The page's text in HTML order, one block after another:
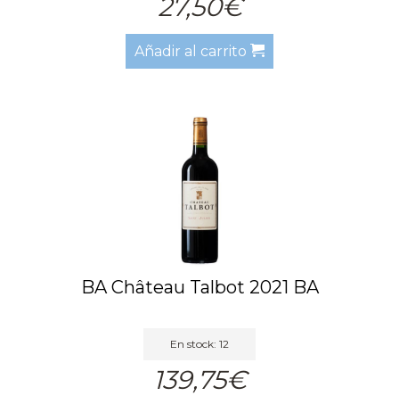
27,50€
Añadir al carrito
BA Château Talbot 2021 BA
En stock: 12
139,75€